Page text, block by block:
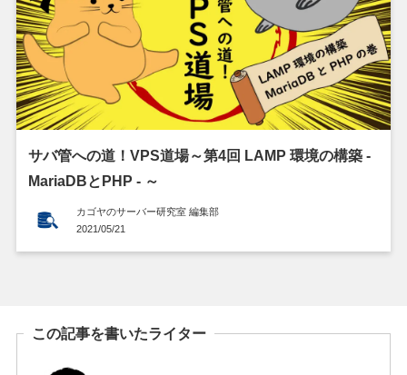
サバ管への道！VPS道場～第4回 LAMP 環境の構築 ‐
MariaDBとPHP ‐ ～
カゴヤのサーバー研究室 編集部
2021/05/21
この記事を書いたライター